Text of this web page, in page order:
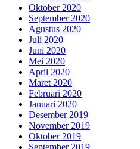
Oktober 2020
September 2020
Agustus 2020
Juli 2020
Juni 2020
Mei 2020
April 2020
Maret 2020
Februari 2020
Januari 2020
Desember 2019
November 2019
Oktober 2019
September 2019